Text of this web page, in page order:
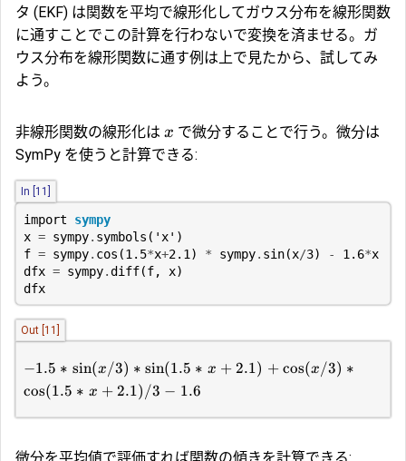
タ (EKF) は関数を平均で線形化してガウス分布を線形関数
に通すことでこの計算を行わないで変換を済ませる。ガ
ウス分布を線形関数に通す例は上で見たから、試してみ
よう。
非線形関数の線形化は x で微分することで行う。微分は
SymPy を使うと計算できる:
In [11]
import
sympy
x = sympy. symbols ( 'x' )
f = sympy. cos (1.5*x+2.1) * sympy. sin(x/3) - 1.6*x
dfx = sympy.diff(f, x)
dfx
Out [11]
−1.5 ∗ sin(x/3) ∗ sin(1.5 ∗ x + 2.1) + cos(x/3) ∗
cos(1.5 ∗ x + 2.1)/3 − 1.6